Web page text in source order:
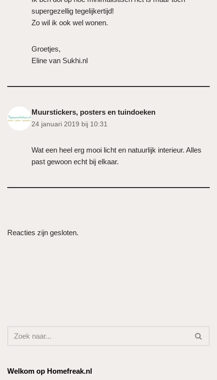
supergezellig tegelijkertijd!
Zo wil ik ook wel wonen.
Groetjes,
Eline van Sukhi.nl
Muurstickers, posters en tuindoeken
24 januari 2019 bij 10:31
Wat een heel erg mooi licht en natuurlijk interieur. Alles
past gewoon echt bij elkaar.
Reacties zijn gesloten.
Welkom op Homefreak.nl